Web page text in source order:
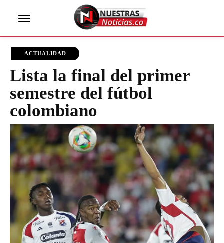
ACTUALIDAD
Lista la final del primer
semestre del fútbol
colombiano